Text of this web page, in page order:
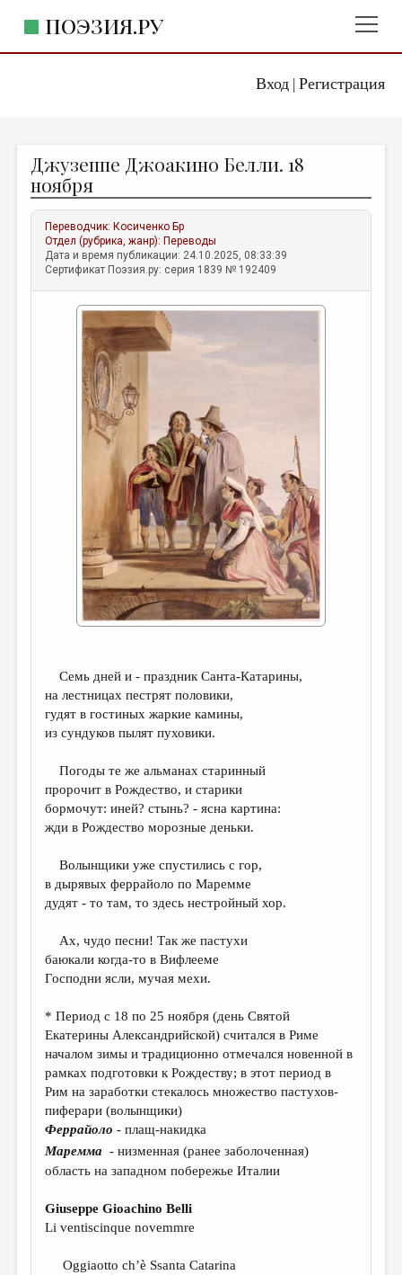
Вход| Регистрация
ПОЭЗИЯ.РУ
ЖАНРЫ
АВТОРЫ
КОММЕНТАРИИ
ЛИТСАЛОН
ПРАВИЛА САЙТА
ОТДЕЛЫ И РУБРИКИ
ИЗБРАННОЕ
ДАЙДЖЕСТ
ПРОИЗВЕДЕНИЯ
ДЕТСКАЯ КОМНАТА
КНИЖНАЯ ПОЛКА
ОБЗОР ЛИТЕРАТУРЫ
ОБЪЯВЛЕНИЯ
КОЛОНКА РЕДАКТОРА
ОТ РЕДАКЦИИ
МАЛАЯ ПРОЗА
ЛИТЕРАТУРОВЕДЕНИЕ
КУЛЬТУРОВЕДЕНИЕ
ПУБЛИЦИСТИКА
РЕЦЕНЗИРОВАНИЕ
ТРЕДИАКОВСКИЙ
МЕДИА
ВКОНТАКТЕ
Джузеппе Джоакино Белли. 18
ноября
Переводчик: Косиченко Бр
Отдел (рубрика, жанр): Переводы
Дата и время публикации: 24.10.2025, 08:33:39
Сертификат Поэзия.ру: серия 1839 № 192409
Семь дней и - праздник Санта-Катарины,
на лестницах пестрят половики,
гудят в гостиных жаркие камины,
из сундуков пылят пуховики.
Погоды те же альманах старинный
пророчит в Рождество, и старики
бормочут: иней? стынь? - ясна картина:
жди в Рождество морозные деньки.
Волынщики уже спустились с гор,
в дырявых феррайоло по Маремме
дудят - то там, то здесь нестройный хор.
Ах, чудо песни! Так же пастухи
баюкали когда-то в Вифлееме
Господни ясли, мучая мехи.
* Период с 18 по 25 ноября (день Святой
Екатерины Александрийской) считался в Риме
началом зимы и традиционно отмечался новенной в
рамках подготовки к Рождеству; в этот период в
Рим на заработки стекалось множество пастухов-
пиферари (волынщики)
Феррайоло - плащ-накидка
Маремма - низменная (ранее заболоченная)
область на западном побережье Италии
Giuseppe Gioachino Belli
Li ventiscinque novemmre
Oggiaotto ch’è Ssanta Catarina